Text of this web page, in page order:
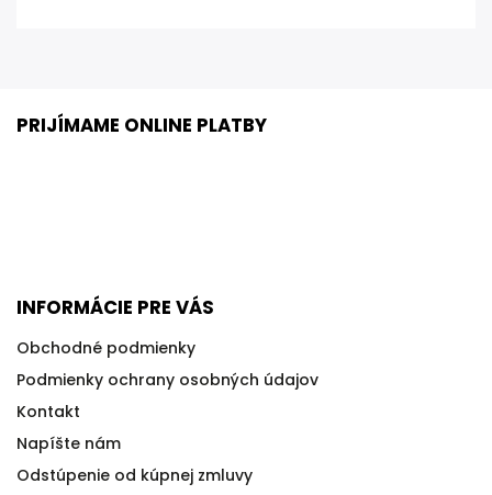
PRIJÍMAME ONLINE PLATBY
INFORMÁCIE PRE VÁS
Obchodné podmienky
Podmienky ochrany osobných údajov
Kontakt
Napíšte nám
Odstúpenie od kúpnej zmluvy